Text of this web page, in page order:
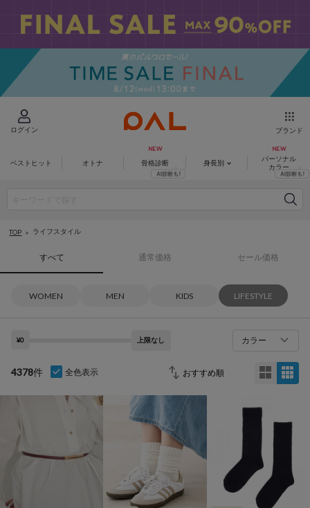
ログイン ブランド
ベストヒット オトナ 骨格診断 身長別
パーソナル
カラー
TOP ライフスタイル
すべて 通常価格 セール価格
WOMEN MEN KIDS LIFESTYLE
¥0 上限なし カラー
4378件 全色表示